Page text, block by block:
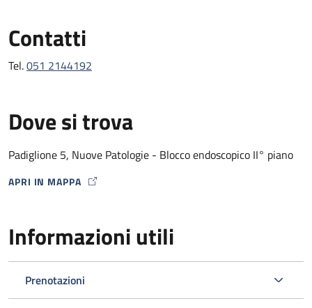
Contatti
Tel.051 2144192
Dove si trova
Padiglione 5, Nuove Patologie - Blocco endoscopico II° piano
APRI IN MAPPA
MAP ICON
Informazioni utili
Prenotazioni